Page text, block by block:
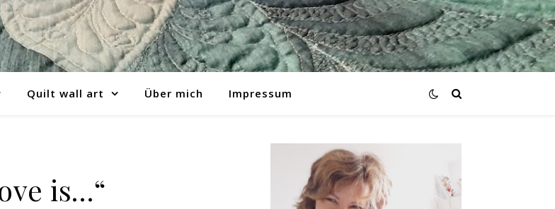
Quilt wall art Über mich Impressum
is…“